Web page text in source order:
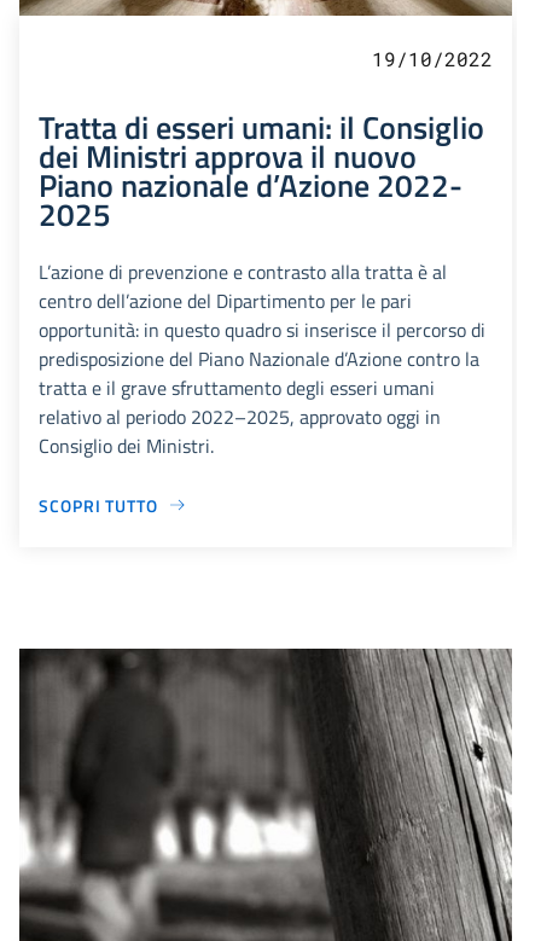
19/10/2022
Tratta di esseri umani: il Consiglio
dei Ministri approva il nuovo
Piano nazionale d’Azione 2022-
2025
L’azione di prevenzione e contrasto alla tratta è al
centro dell’azione del Dipartimento per le pari
opportunità: in questo quadro si inserisce il percorso di
predisposizione del Piano Nazionale d’Azione contro la
tratta e il grave sfruttamento degli esseri umani
relativo al periodo 2022–2025, approvato oggi in
Consiglio dei Ministri.
SCOPRI TUTTO